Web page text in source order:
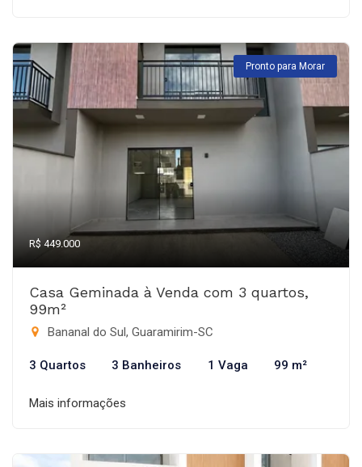
Pronto para Morar
R$ 449.000
Casa Geminada à Venda com 3 quartos,
99m²
Bananal do Sul, Guaramirim-SC
3 Quartos 3 Banheiros 1 Vaga 99 m²
Mais informações